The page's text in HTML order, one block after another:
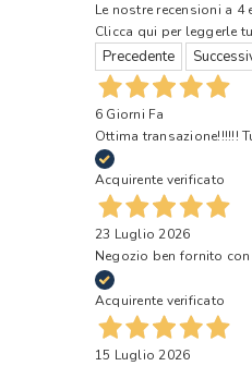
Le nostre recensioni a 4
Clicca qui per leggerle
Precedente
6 Giorni Fa
Ottima transazione!!!!!!
Acquirente verificato
23 Luglio 2026
Negozio ben fornito
Acquirente verificato
15 Luglio 2026